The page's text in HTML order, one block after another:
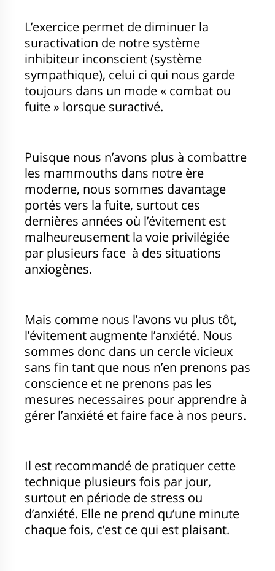
L’exercice permet de diminuer la
suractivation de notre système
inhibiteur inconscient (système
sympathique), celui ci qui nous garde
toujours dans un mode « combat ou
fuite » lorsque suractivé.
Puisque nous n’avons plus à combattre
les mammouths dans notre ère
moderne, nous sommes davantage
portés vers la fuite, surtout ces
dernières années où l’évitement est
malheureusement la voie privilégiée
par plusieurs face à des situations
anxiogènes.
Mais comme nous l’avons vu plus tôt,
l’évitement augmente l’anxiété. Nous
sommes donc dans un cercle vicieux
sans fin tant que nous n’en prenons pas
conscience et ne prenons pas les
mesures necessaires pour apprendre à
gérer l’anxiété et faire face à nos peurs.
Il est recommandé de pratiquer cette
technique plusieurs fois par jour,
surtout en période de stress ou
d’anxiété. Elle ne prend qu’une minute
chaque fois, c’est ce qui est plaisant.